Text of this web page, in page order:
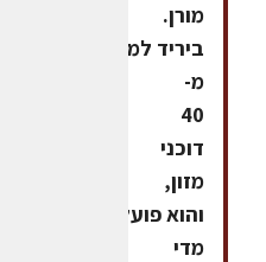
מורן.
ביריד למעלה
מ-
40
דוכני
מזון,
והוא פועל
מדי